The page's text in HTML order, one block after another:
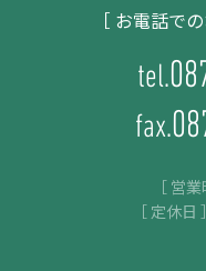
［ お電話で
tel.
fax.
［ 営
［ 定休